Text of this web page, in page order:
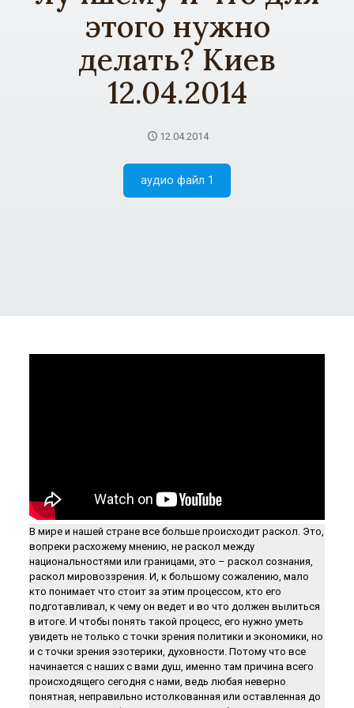
этого нужно
делать? Киев
12.04.2014
12.04.2014
аудио файл 1
В мире и нашей стране все больше происходит раскол. Это,
вопреки расхожему мнению, не раскол между
национальностями или границами, это – раскол сознания,
раскол мировоззрения. И, к большому сожалению, мало
кто понимает что стоит за этим процессом, кто его
подготавливал, к чему он ведет и во что должен вылиться
в итоге. И чтобы понять такой процесс, его нужно уметь
увидеть не только с точки зрения политики и экономики, но
и с точки зрения эзотерики, духовности. Потому что все
начинается с наших с вами душ, именно там причина всего
происходящего сегодня с нами, ведь любая неверно
понятная, неправильно истолкованная или оставленная до